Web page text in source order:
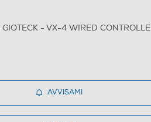
- VX-4 WIRED
AVVISAMI